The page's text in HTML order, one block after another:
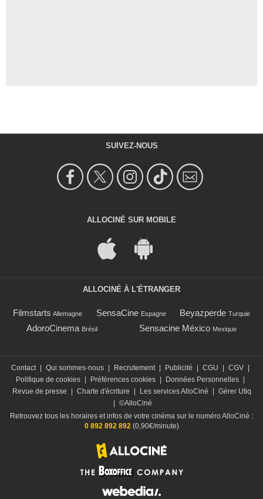
SUIVEZ-NOUS
ALLOCINÉ SUR MOBILE
ALLOCINÉ À L'ÉTRANGER
Filmstarts Allemagne SensaCine Espagne Beyazperde Turquie
AdoroCinema Brésil Sensacine México Mexique
Contact Qui sommes-nous Recrutement Publicité CGU CGV
Politique de cookies
Préférences cookies Données Personnelles
Revue de presse
Charte d'écriture Les services AlloCiné
Gérer Utiq
©AlloCiné
Retrouvez tous les horaires et infos de votre cinéma sur le numéro AlloCiné :
0 892 892 892(0,90€/minute)